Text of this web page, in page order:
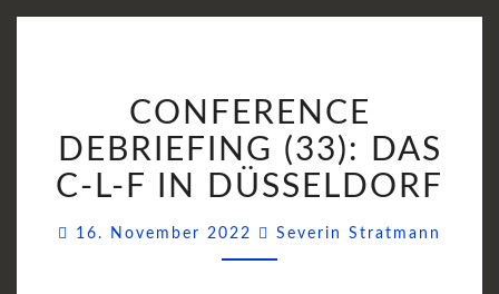
DEBRIEFING
(33):
DAS
C-
L-
F
CONFERENCE
DEBRIEFING (33): DAS
C-L-F IN DÜSSELDORF
16. November 2022 Severin Stratmann